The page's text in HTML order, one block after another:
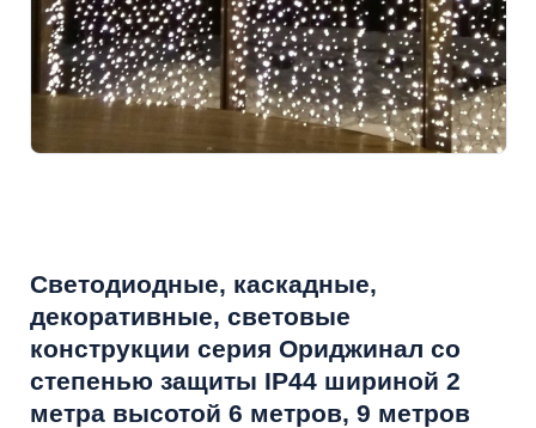
Светодиодные, каскадные,
декоративные, световые
конструкции серия Ориджинал со
степенью защиты IP44 шириной 2
метра высотой 6 метров, 9 метров